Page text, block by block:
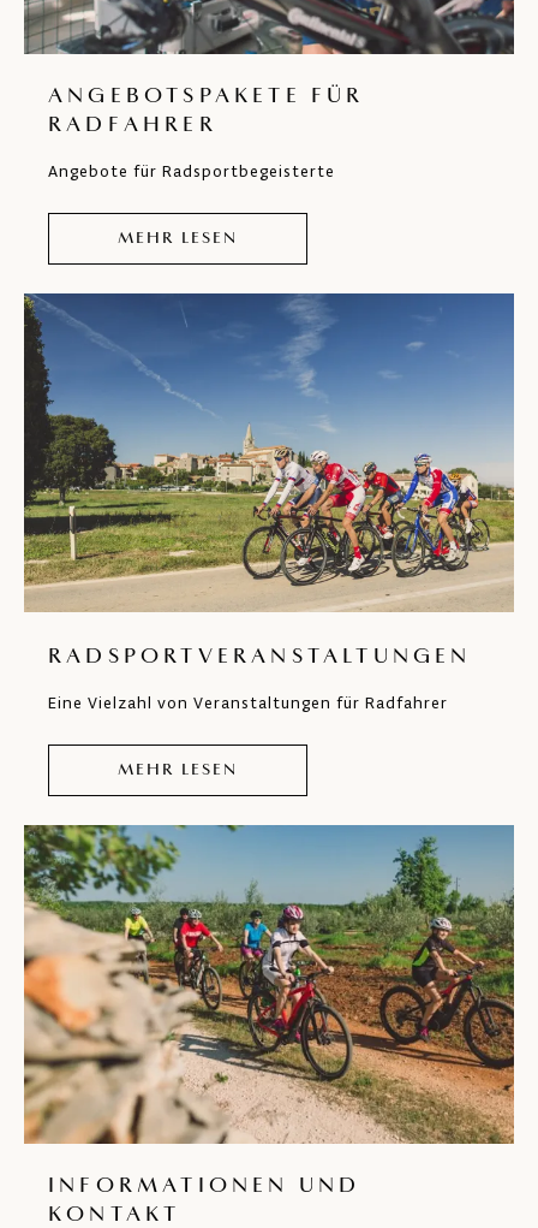
ANGEBOTSPAKETE FÜR
RADFAHRER
Angebote für Radsportbegeisterte
MEHR LESEN
RADSPORTVERANSTALTUNGEN
Eine Vielzahl von Veranstaltungen für Radfahrer
MEHR LESEN
INFORMATIONEN UND
KONTAKT